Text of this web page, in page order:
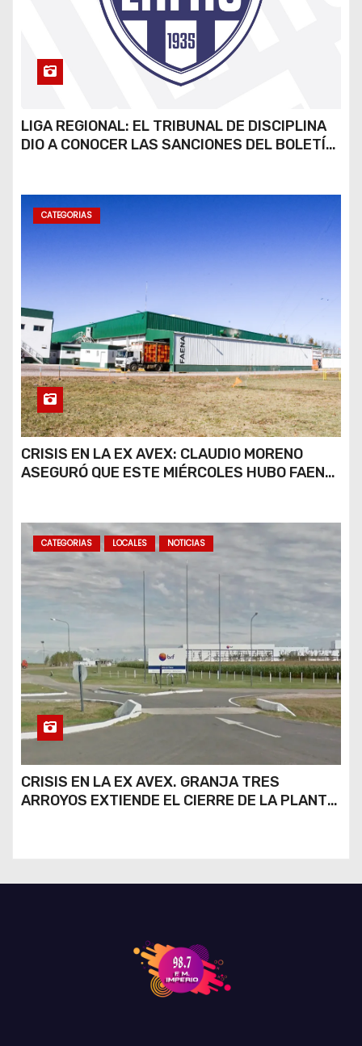
LIGA REGIONAL: EL TRIBUNAL DE DISCIPLINA
DIO A CONOCER LAS SANCIONES DEL BOLETÍN
CATEGORIAS
CRISIS EN LA EX AVEX: CLAUDIO MORENO
ASEGURÓ QUE ESTE MIÉRCOLES HUBO FAENA
CATEGORIAS LOCALES NOTICIAS
CRISIS EN LA EX AVEX. GRANJA TRES
ARROYOS EXTIENDE EL CIERRE DE LA PLANTA